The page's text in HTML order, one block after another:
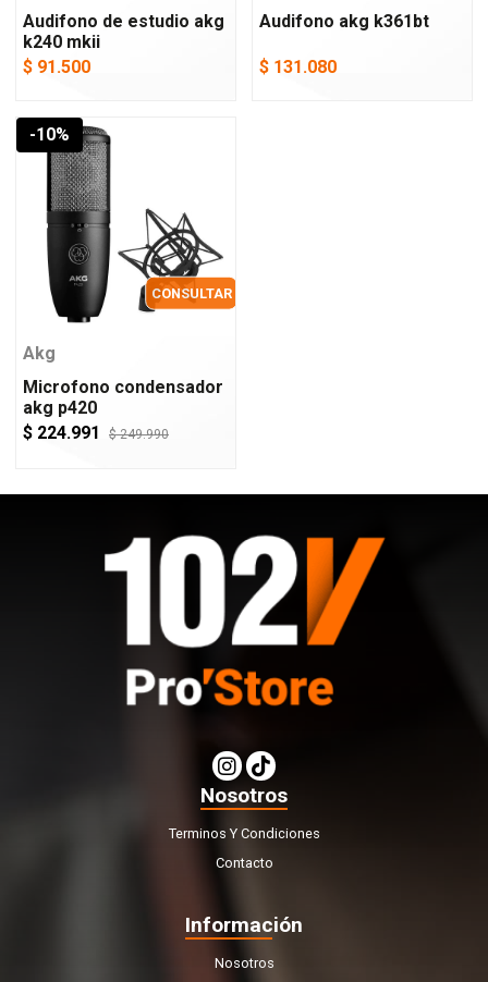
Audifono de estudio akg
k240 mkii
$ 91.500
Audifono akg k361bt
$ 131.080
-10%
CONSULTAR
Akg
Microfono condensador
akg p420
$ 224.991
$ 249.990
Nosotros
Terminos Y Condiciones
Contacto
Información
Nosotros